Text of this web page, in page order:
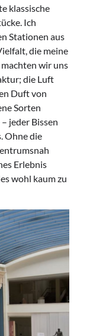
klassische
Ich
Stationen aus
die meine
wir uns
die Luft
Duft von
Sorten
jeder Bissen
Ohne die
Erlebnis
wohl kaum zu